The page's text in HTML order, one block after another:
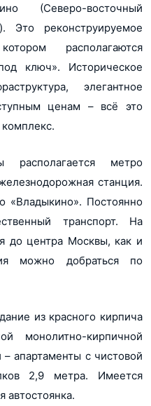
(Северо-восточный
Это реконструируемое
располагаются
ключ». Историческое
элегантное
ценам – всё это
метро
станция.
Постоянно
транспорт. На
до центра Москвы, как и
можно добраться по
из красного кирпича
монолитно-кирпичной
апартаменты с чистовой
2,9 метра. Имеется
автостоянка.